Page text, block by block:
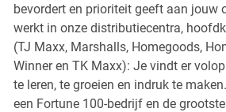
bevordert en prioriteit geeft aan jouw
werkt in onze distributiecentra,
(TJ Maxx, Marshalls, Homegoods,
Winner en TK Maxx): Je vindt er
te leren, te groeien en indruk te
een Fortune 100-bedrijf en de